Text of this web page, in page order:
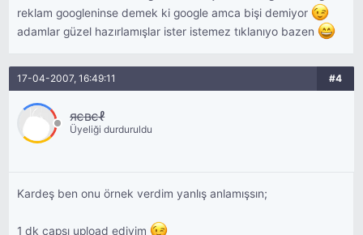
reklam googleninse demek ki google amca bişi demiyor
adamlar güzel hazırlamışlar ister istemez tıklanıyo bazen
17-04-2007, 16:49:11 #4
яєвєℓ
Üyeliği durduruldu
Kardeş ben onu örnek verdim yanlış anlamışsın;
1 dk capsı upload ediyim